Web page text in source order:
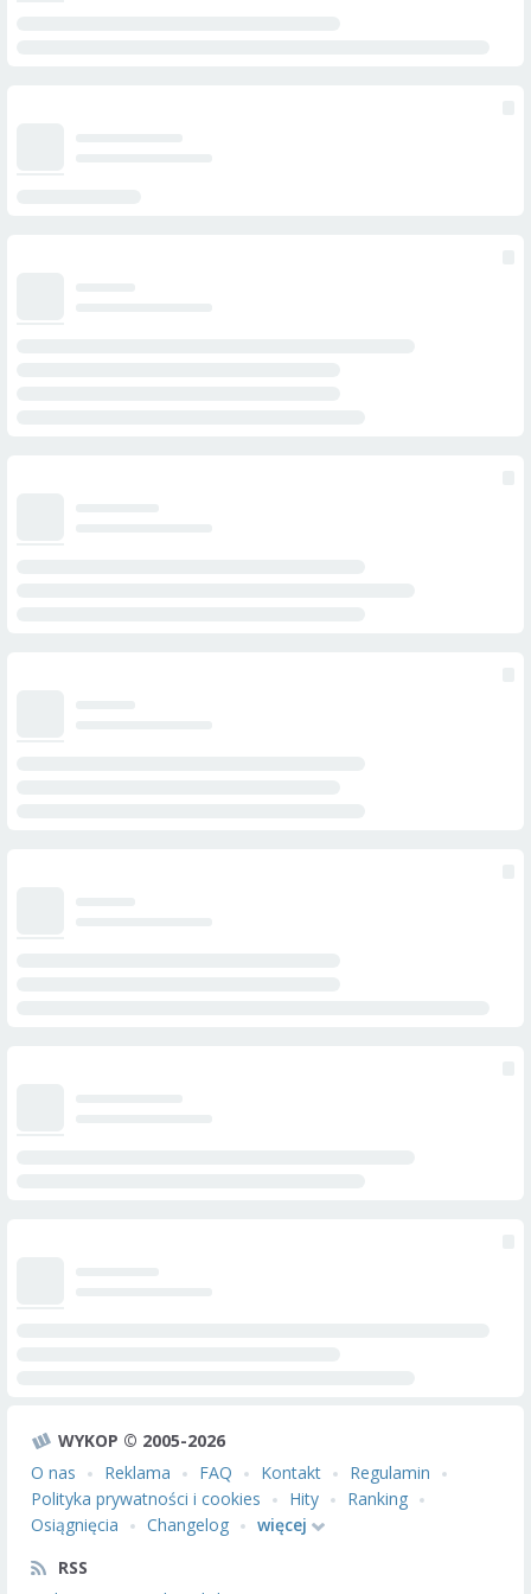
WYKOP © 2005-2026
O nas
Reklama FAQ Kontakt
Regulamin
Polityka prywatności i cookies
Hity
Ranking
Osiągnięcia
Changelog
więcej
RSS